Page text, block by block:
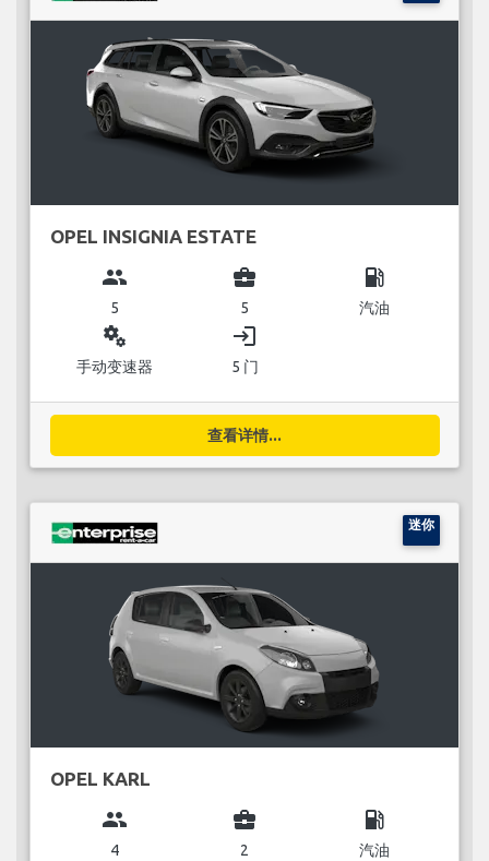
OPEL INSIGNIA ESTATE
group
5
business_center
5
local_gas_station
汽油
miscellaneous_services
手动变速器
login
5 门
查看详情...
迷你
OPEL KARL
group
4
business_center
2
local_gas_station
汽油